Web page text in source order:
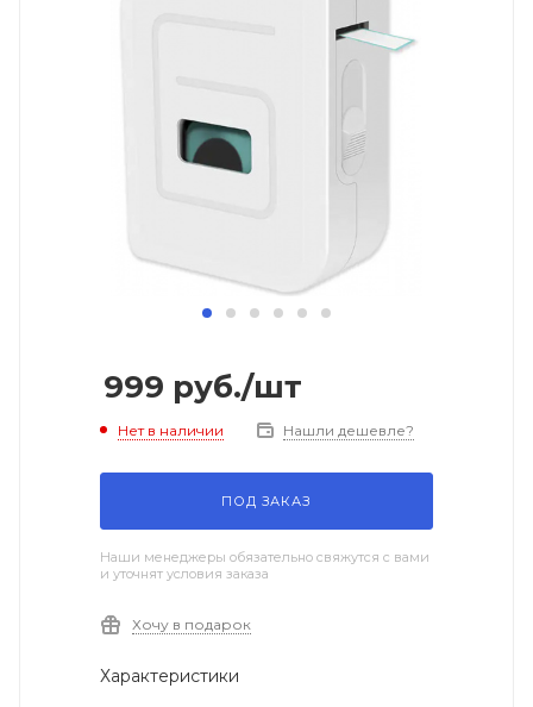
999 руб./шт
Нет в наличии Нашли дешевле?
ПОД ЗАКАЗ
Наши менеджеры обязательно свяжутся с вами
и уточнят условия заказа
Хочу в подарок
Характеристики